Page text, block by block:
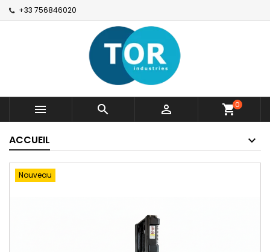
+33 756846020
   shopping_cart0
ACCUEIL
Nouveau